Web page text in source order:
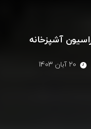
آشپز‌‌خانه
20 آبان 1403